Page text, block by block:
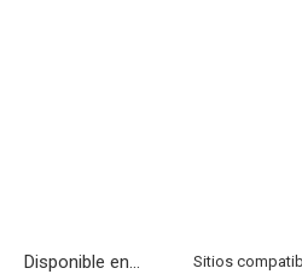
Disponible en...